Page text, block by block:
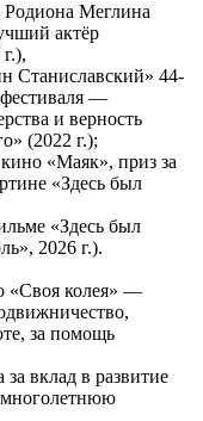
Меглина
актёр
Станиславский» 44-
—
и верность
(2022 г.);
«Маяк», приз за
«Здесь был
«Здесь был
2026 г.).
«Своя колея» —
за помощь
вклад в развитие
многолетнюю